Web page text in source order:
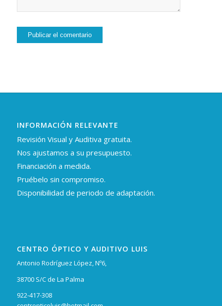
INFORMACIÓN RELEVANTE
Revisión Visual y Auditiva gratuita.
Nos ajustamos a su presupuesto.
Financiación a medida.
Pruébelo sin compromiso.
Disponibilidad de periodo de adaptación.
CENTRO ÓPTICO Y AUDITIVO LUIS
Antonio Rodríguez López, Nº6,
38700 S/C de La Palma
922-417-308